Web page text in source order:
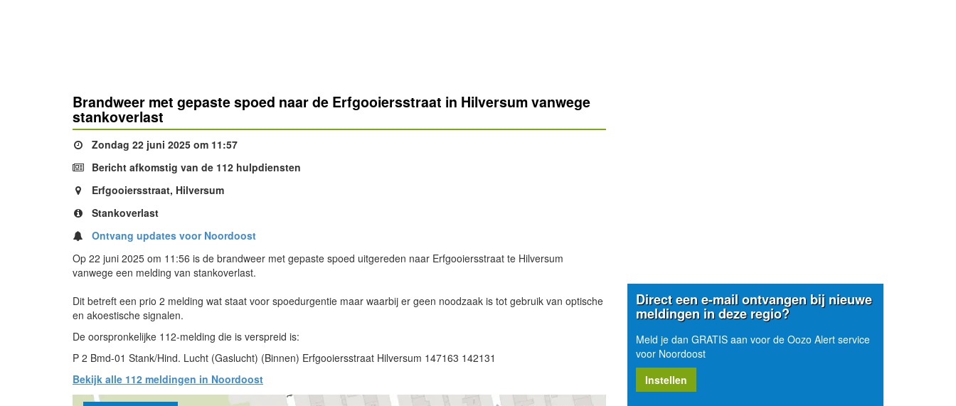
Brandweer met gepaste spoed naar de Erfgooiersstraat in Hilversum vanwege
stankoverlast
Zondag 22 juni 2025 om 11:57
Bericht afkomstig van de 112 hulpdiensten
Erfgooiersstraat, Hilversum
Stankoverlast
Ontvang updates voor Noordoost
Op 22 juni 2025 om 11:56 is de brandweer met gepaste spoed uitgereden naar Erfgooiersstraat te Hilversum
vanwege een melding van stankoverlast.
Dit betreft een prio 2 melding wat staat voor spoedurgentie maar waarbij er geen noodzaak is tot gebruik van optische
en akoestische signalen.
De oorspronkelijke 112-melding die is verspreid is:
P 2 Bmd-01 Stank/Hind. Lucht (Gaslucht) (Binnen) Erfgooiersstraat Hilversum 147163 142131
Bekijk alle 112 meldingen in Noordoost
Direct een e-mail ontvangen bij nieuwe
meldingen in deze regio?
Meld je dan GRATIS aan voor de Oozo Alert service
voor Noordoost
Instellen